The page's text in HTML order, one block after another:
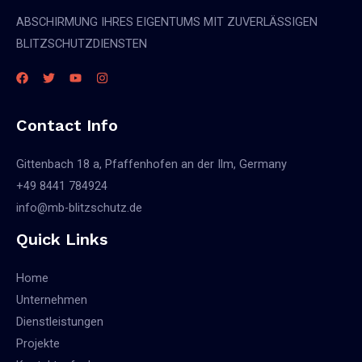
ABSCHIRMUNG IHRES EIGENTUMS MIT ZUVERLÄSSIGEN
BLITZSCHUTZDIENSTEN
Contact Info
Gittenbach 18 a, Pfaffenhofen an der Ilm, Germany
+49 8441 784924
info@mb-blitzschutz.de
Quick Links
Home
Unternehmen
Dienstleistungen
Projekte